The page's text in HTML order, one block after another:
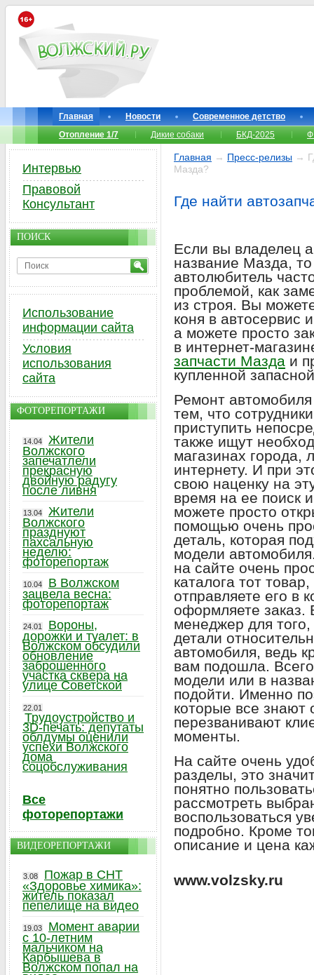
Главная Новости
Современное детство
Отопление 1/7
Дикие собаки БКД-2025
Главная → Пресс-релизы →
Мазда?
Где найти
Если вы владелец
название Мазда,
автолюбитель
проблемой, как
из строя. Вы
коня в автосервис
а можете просто
в интернет-
запчасти Мазда и
купленной
Ремонт автомобиля
тем, что
приступить
также ищут
магазинах города,
интернету. И при
свою наценку на
время на ее поиск
можете просто
помощью очень
деталь, которая
модели
на сайте очень
каталога тот
отправляете его в
оформляете заказ.
менеджер для
детали
автомобиля, ведь
вам подошла.
модели или в
подойти. Именно
которые все
перезванивают
моменты.
На сайте очень
разделы, это
понятно
рассмотреть
воспользоваться
подробно. Кроме
описание и цена
www.volzsky.ru
Интервью
Правовой
Консультант
ПОИСК
Использование
информации сайта
Условия
использования
сайта
ФОТОРЕПОРТАЖИ
14.04
Жители
Волжского
запечатлели
прекрасную
двойную радугу
после ливня
13.04
Жители
Волжского
празднуют
пахсальную
неделю:
фоторепортаж
10.04
В Волжском
зацвела весна:
фоторепортаж
24.01
Вороны,
дорожки и туалет: в
Волжском обсудили
обновление
заброшенного
участка сквера на
улице Советской
22.01
Трудоустройство и
3D-печать: депутаты
облдумы оценили
успехи Волжского
дома
соцобслуживания
Все
фоторепортажи
ВИДЕОРЕПОРТАЖИ
3.08
Пожар в СНТ
«Здоровье химика»:
житель показал
пепелище на видео
19.03
Момент аварии
с 10-летним
мальчиком на
Карбышева в
Волжском попал на